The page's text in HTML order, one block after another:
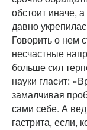
обстоит иначе,
давно
Говорить о нем
несчастные
больше сил
науки гласит:
замалчивая
сами себе. А
гастрита, если,